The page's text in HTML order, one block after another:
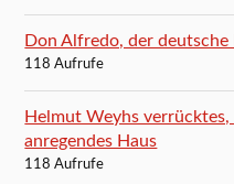
Don Alfredo, der
118 Aufrufe
Helmut Weyhs
anregendes Haus
118 Aufrufe